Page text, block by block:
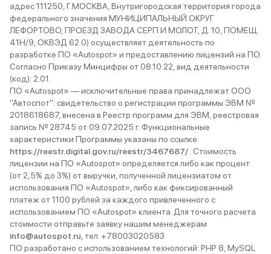
адрес 111250, Г.МОСКВА, Внутригородская территория города
федерального значения МУНИЦИПАЛЬНЫЙ ОКРУГ
ЛЕФОРТОВО, ПРОЕЗД ЗАВОДА СЕРП И МОЛОТ, Д. 10, ПОМЕЩ.
41Н/9, ОКВЭД 62.0) осуществляет деятельность по
разработке ПО «Autospot» и предоставлению лицензий на ПО.
Согласно Приказу Минцифры от 08.10.22, вид деятельности
(код): 2.01.
ПО «Autospot» — исключительные права принадлежат ООО
"Автоспот": свидетельство о регистрации программы ЭВМ №
2018618687, внесена в Реестр программ для ЭВМ, реестровая
запись № 28745 от 09.07.2025 г. Функциональные
характеристики Программы указаны по ссылке:
https://reestr.digital.gov.ru/reestr/3467687/ . Стоимость
лицензии на ПО «Autospot» определяется либо как процент
(от 2,5% до 3%) от выручки, полученной лицензиатом от
использования ПО «Autospot», либо как фиксированный
платеж от 1100 рублей за каждого привлеченного с
использованием ПО «Autospot» клиента. Для точного расчета
стоимости отправьте заявку нашим менеджерам
info@autospot.ru , тел. +78003020583
ПО разработано с использованием технологий: PHP 8, MySQL